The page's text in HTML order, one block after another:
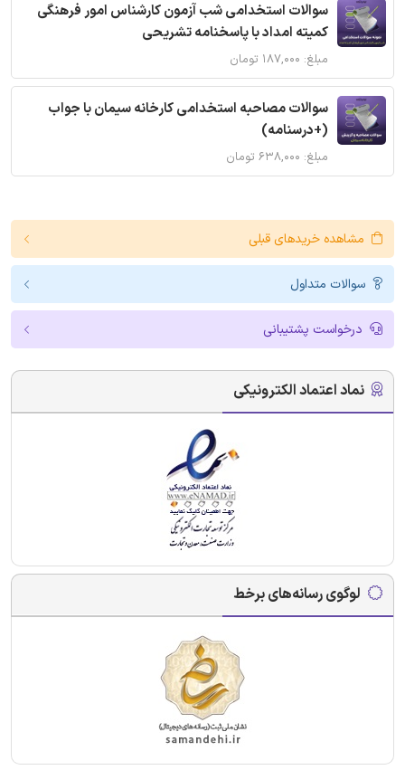
سوالات استخدامی شب آزمون کارشناس امور فرهنگی
کمیته امداد با پاسخنامه تشریحی
مبلغ: ۱۸۷,۰۰۰ تومان
سوالات مصاحبه استخدامی کارخانه سیمان با جواب
(+درسنامه)
مبلغ: ۶۳۸,۰۰۰ تومان
مشاهده خریدهای قبلی
سوالات متداول
درخواست پشتیبانی
نماد اعتماد الکترونیکی
لوگوی رسانه‌های برخط